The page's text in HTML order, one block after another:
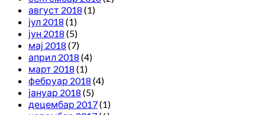
август 2018 (1)
јул 2018 (1)
јун 2018 (5)
мај 2018 (7)
април 2018 (4)
март 2018 (1)
фебруар 2018 (4)
јануар 2018 (5)
децембар 2017(1)